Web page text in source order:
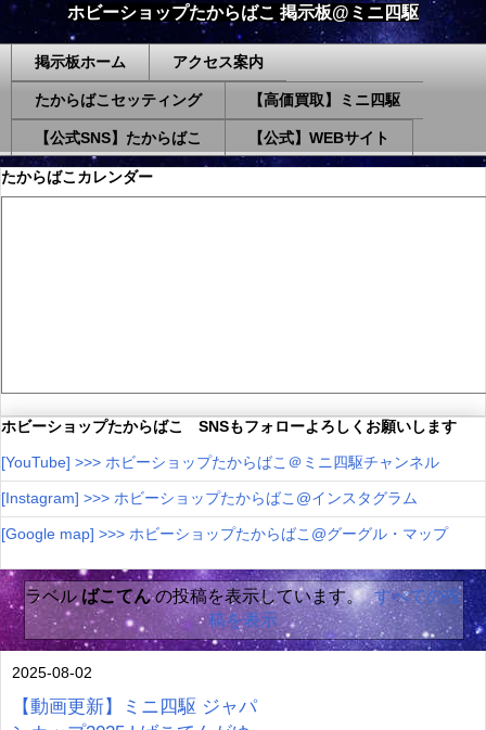
ホビーショップたからばこ 掲示板@ミニ四駆
掲示板ホーム アクセス案内
たからばこセッティング 【高価買取】ミニ四駆
【公式SNS】たからばこ 【公式】WEBサイト
たからばこカレンダー
ホビーショップたからばこ SNSもフォローよろしくお願いします
[YouTube] >>> ホビーショップたからばこ＠ミニ四駆チャンネル
[Instagram] >>> ホビーショップたからばこ@インスタグラム
[Google map] >>> ホビーショップたからばこ@グーグル・マップ
ラベルばこてんの投稿を表示しています。 すべての投
稿を表示
2025-08-02
【動画更新】ミニ四駆 ジャパ